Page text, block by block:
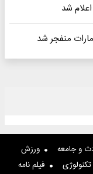
شد
منفجر شد
و جامعه
ورزش
فیلم نامه